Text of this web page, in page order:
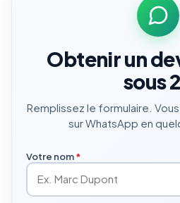
Obtenir un
sous
Remplissez le formulaire.
sur WhatsApp en
Votre nom*